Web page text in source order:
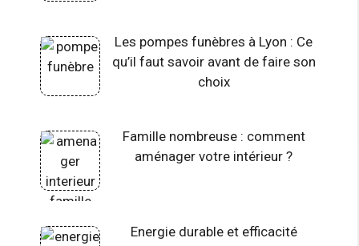
Les pompes funèbres à Lyon : Ce
qu’il faut savoir avant de faire son
choix
Famille nombreuse : comment
aménager votre intérieur ?
Energie durable et efficacité